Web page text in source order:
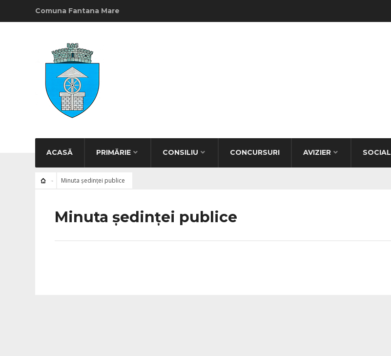
Comuna Fantana Mare
ACASĂ PRIMĂRIE CONSILIU CONCURSURI AVIZIER SOCIAL
Minuta ședinței publice
Minuta ședinței publice